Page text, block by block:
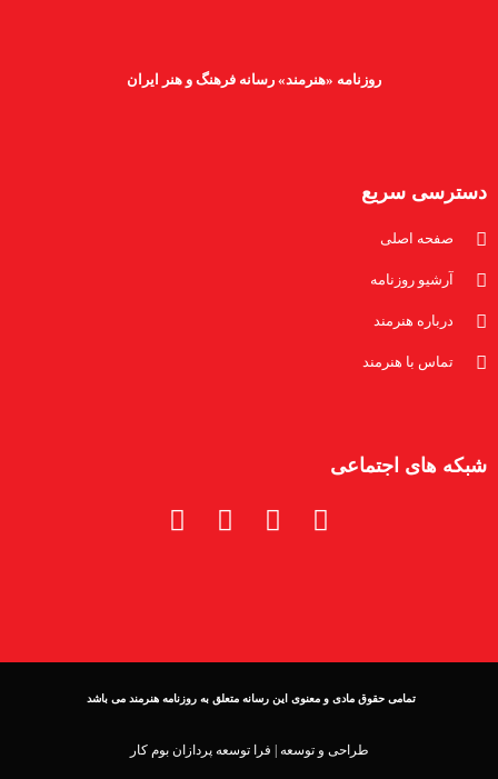
روزنامه «هنرمند» رسانه فرهنگ و هنر ایران
دسترسی سریع
صفحه اصلی
آرشیو روزنامه
درباره هنرمند
تماس با هنرمند
شبکه های اجتماعی
تمامی حقوق مادی و معنوی این رسانه متعلق به روزنامه هنرمند می باشد
طراحی و توسعه | فرا توسعه پردازان بوم کار